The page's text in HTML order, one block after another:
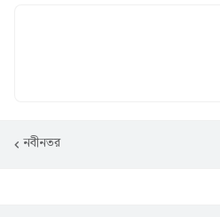
নবীনতর